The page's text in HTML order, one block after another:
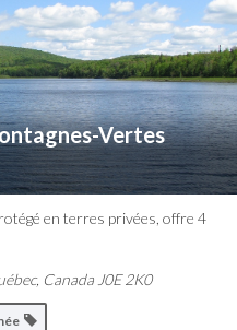
Vertes
en terres privées, offre 4
Canada J0E 2K0